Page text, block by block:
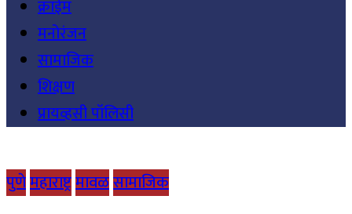
क्राईम
मनोरंजन
सामाजिक
शिक्षण
प्रायव्हसी पॉलिसी
पुणेमहाराष्ट्रमावळसामाजिक